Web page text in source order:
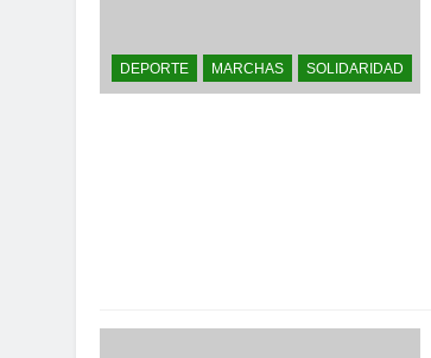
DEPORTE MARCHAS SOLIDARIDAD